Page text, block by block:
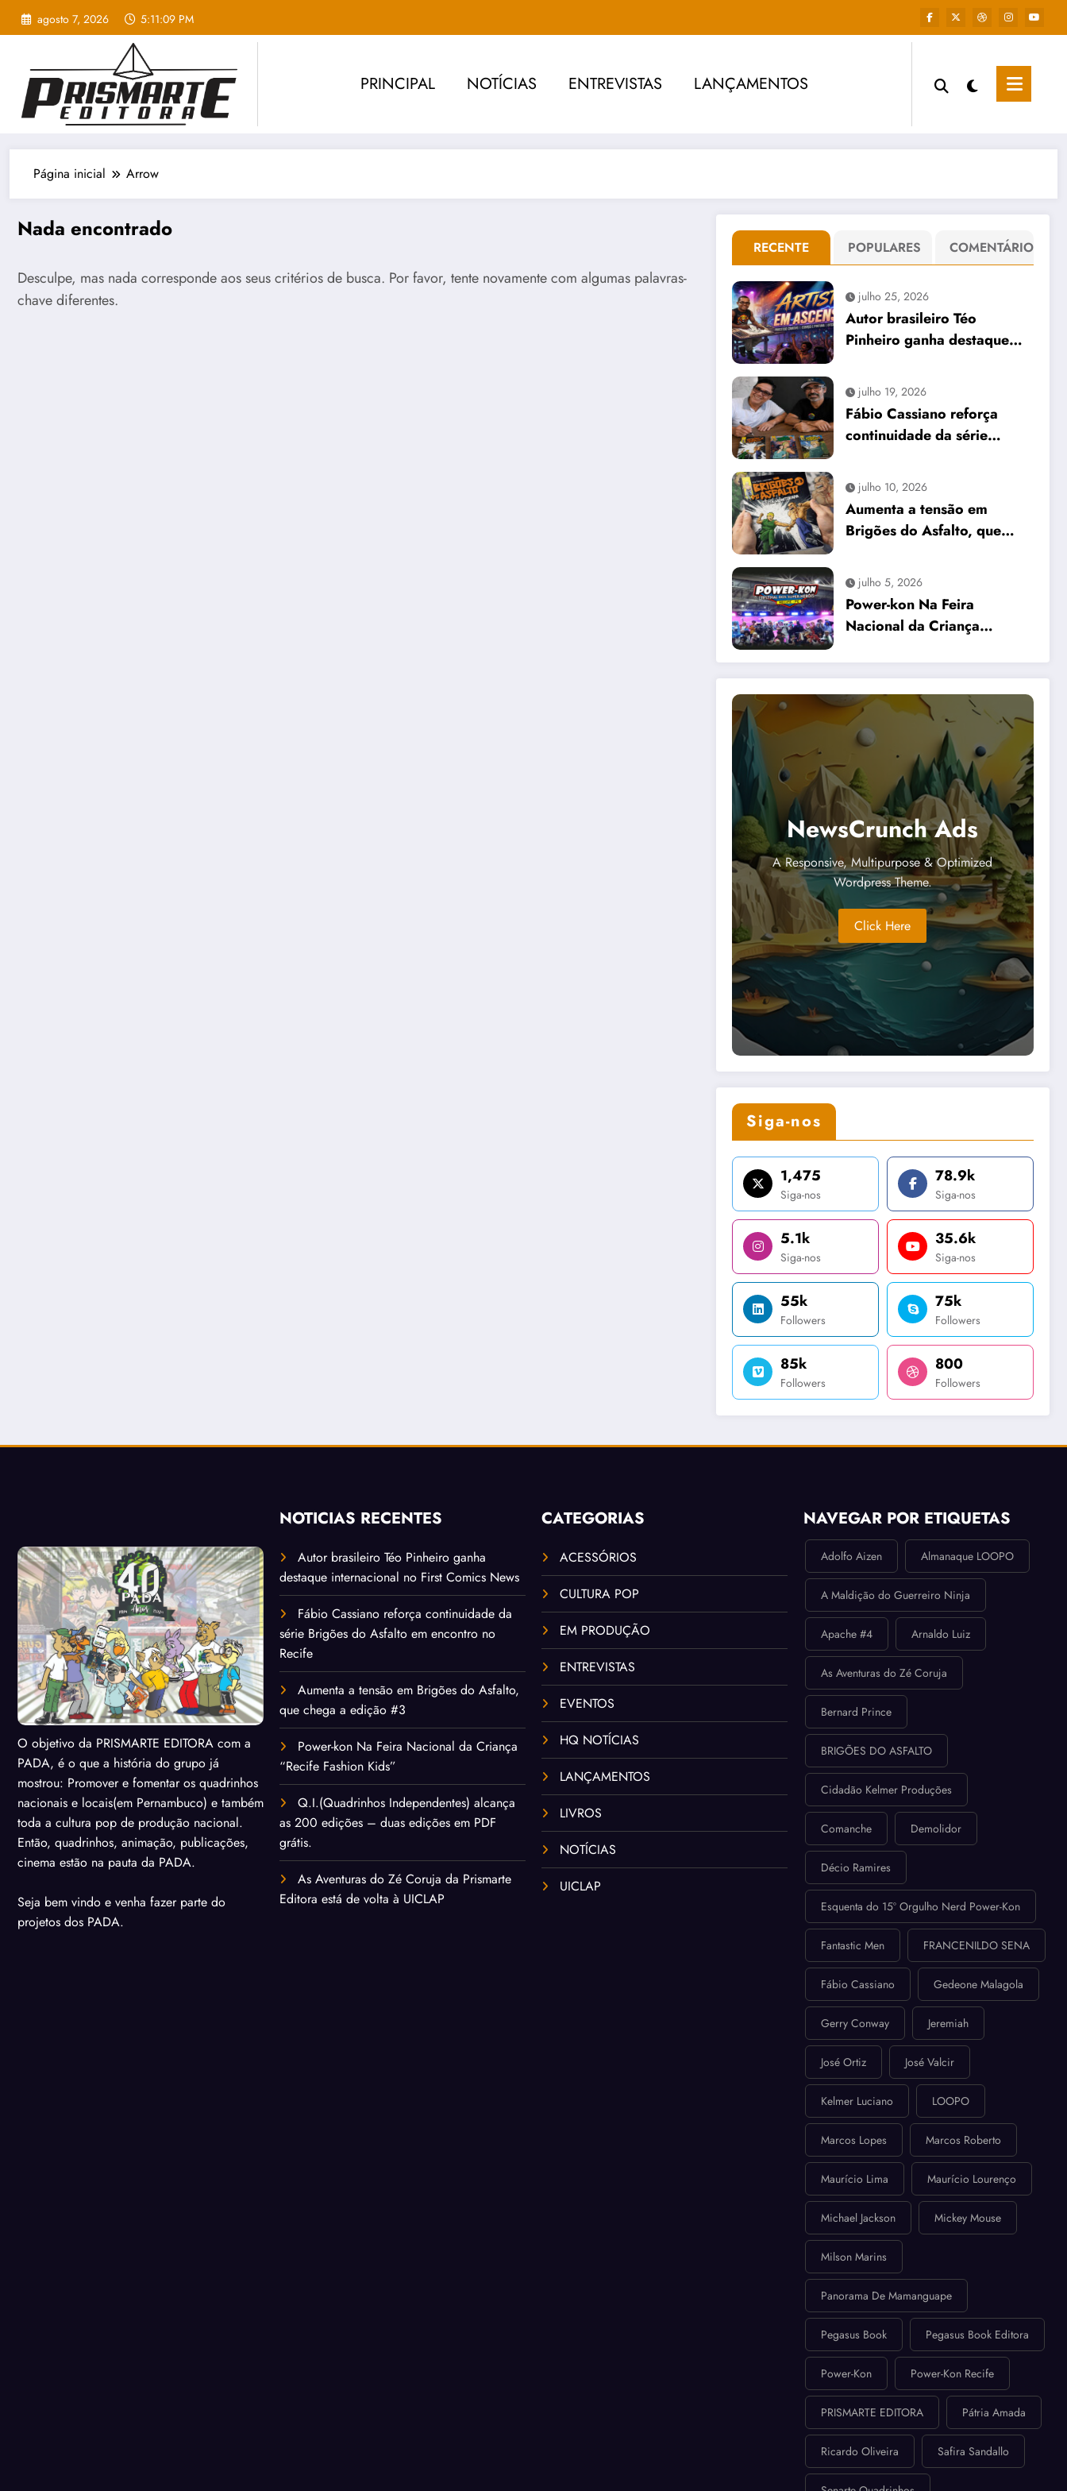
Pular
para
conteúdo
agosto 7, 2026 5:11:10 PM
PRINCIPAL NOTÍCIAS ENTREVISTAS LANÇAMENTOS
Página inicial Arrow
Nada encontrado
Desculpe, mas nada corresponde aos seus critérios de busca. Por favor, tente novamente com algumas palavras-
chave diferentes.
RECENTE POPULARES COMENTÁRIO
julho 25, 2026
Autor brasileiro Téo
Pinheiro ganha destaque
Comics News
julho 19, 2026
Fábio Cassiano reforça
continuidade da série
encontro no Recife
julho 10, 2026
Aumenta a tensão em
Brigões do Asfalto, que
julho 5, 2026
Power-kon Na Feira
Nacional da Criança
NewsCrunch Ads
A Responsive, Multipurpose & Optimized
Wordpress Theme.
Click Here
Siga-nos
1,475
Siga-nos
78.9k
Siga-nos
5.1k
Siga-nos
35.6k
Siga-nos
55k
Followers
75k
Followers
85k
Followers
800
Followers
O objetivo da PRISMARTE EDITORA com a
PADA, é o que a história do grupo já
mostrou: Promover e fomentar os quadrinhos
nacionais e locais(em Pernambuco) e também
toda a cultura pop de produção nacional.
Então, quadrinhos, animação, publicações,
cinema estão na pauta da PADA.
Seja bem vindo e venha fazer parte do
projetos dos PADA.
NOTÍCIAS RECENTES
Autor brasileiro Téo Pinheiro ganha
destaque internacional no First Comics News
Fábio Cassiano reforça continuidade da
série Brigões do Asfalto em encontro no
Recife
Aumenta a tensão em Brigões do Asfalto,
que chega a edição #3
Power-kon Na Feira Nacional da Criança
“Recife Fashion Kids”
Q.I.(Quadrinhos Independentes) alcança
as 200 edições – duas edições em PDF
grátis.
As Aventuras do Zé Coruja da Prismarte
Editora está de volta à UICLAP
CATEGORIAS
ACESSÓRIOS
CULTURA POP
EM PRODUÇÃO
ENTREVISTAS
EVENTOS
HQ NOTÍCIAS
LANÇAMENTOS
LIVROS
NOTÍCIAS
UICLAP
NAVEGAR POR ETIQUETAS
Adolfo Aizen Almanaque LOOPO
A Maldição do Guerreiro Ninja
Apache #4 Arnaldo Luiz
As Aventuras do Zé Coruja
Bernard Prince
BRIGÕES DO ASFALTO
Cidadão Kelmer Produções
Comanche Demolidor
Décio Ramires
Esquenta do 15º Orgulho Nerd Power-Kon
Fantastic Men FRANCENILDO SENA
Fábio Cassiano Gedeone Malagola
Gerry Conway Jeremiah
José Ortiz José Valcir
Kelmer Luciano LOOPO
Marcos Lopes Marcos Roberto
Maurício Lima Maurício Lourenço
Michael Jackson Mickey Mouse
Milson Marins
Panorama De Mamanguape
Pegasus Book Pegasus Book Editora
Power-Kon Power-Kon Recife
PRISMARTE EDITORA Pátria Amada
Ricardo Oliveira Safira Sandallo